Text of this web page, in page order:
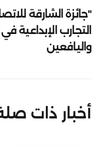
"جائزة الشارقة
التجارب الإبداعية
واليافعين
أخبار ذات